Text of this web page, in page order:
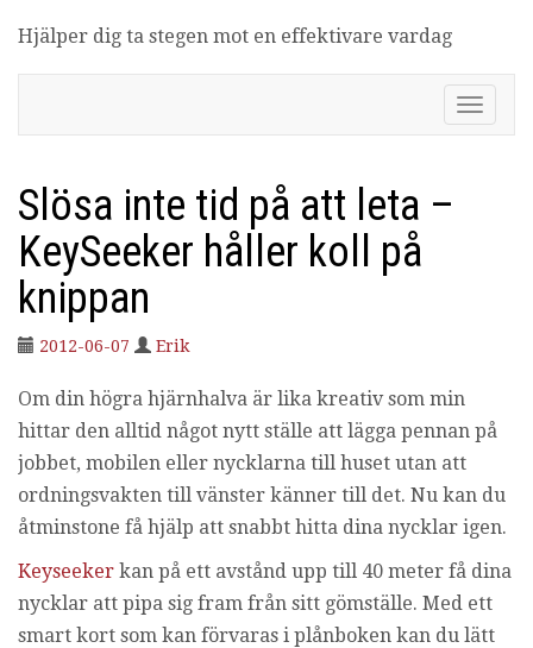
Produktivitetsbloggen
Hjälper dig ta stegen mot en effektivare vardag
V
i
e
i
g
Slösa inte tid på att leta –
KeySeeker håller koll på
knippan
2012-06-07 Erik
Om din högra hjärnhalva är lika kreativ som min
hittar den alltid något nytt ställe att lägga pennan på
jobbet, mobilen eller nycklarna till huset utan att
ordningsvakten till vänster känner till det. Nu kan du
åtminstone få hjälp att snabbt hitta dina nycklar igen.
Keyseeker kan på ett avstånd upp till 40 meter få dina
nycklar att pipa sig fram från sitt gömställe. Med ett
smart kort som kan förvaras i plånboken kan du lätt